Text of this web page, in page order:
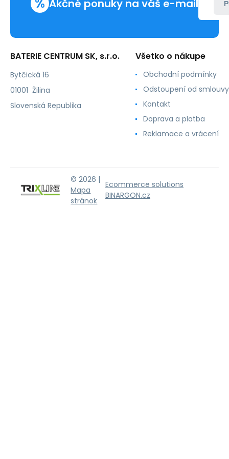
vstavaný
Akčné ponuky na váš e-mail
BATERIE CENTRUM SK, s.r.o.
Bytčická 16
01001 Žilina
Slovenská Republika
Všetko o nákupe
Obchodní podmínky
Odstoupení od smlouvy
Kontakt
Doprava a platba
Reklamace a vrácení
© 2026 |
Mapa
stránok
Ecommerce solutions
BINARGON.cz